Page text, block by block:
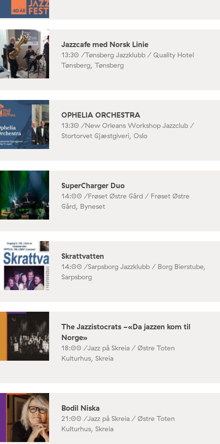
Jazzcafe med Norsk Linie
13:30 /Tønsberg Jazzklubb / Quality Hotel
Tønsberg, Tønsberg
OPHELIA ORCHESTRA
13:30 /New Orleans Workshop Jazzclub /
Stortorvet Gjæstgiveri, Oslo
SuperCharger Duo
14:00 /Frøset Østre Gård / Frøset Østre
Gård, Byneset
Skrattvatten
14:00 /Sarpsborg Jazzklubb / Borg Bierstube,
Sarpsborg
The Jazzistocrats -«Da jazzen kom til
Norge»
18:00 /Jazz på Skreia / Østre Toten
Kulturhus, Skreia
Bodil Niska
21:00 /Jazz på Skreia / Østre Toten
Kulturhus, Skreia